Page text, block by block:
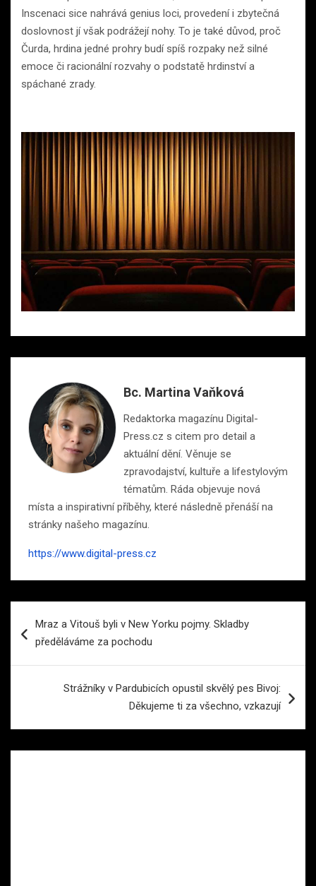
Inscenaci sice nahrává genius loci, provedení i zbytečná
doslovnost jí však podrážejí nohy. To je také důvod, proč
Čurda, hrdina jedné prohry budí spíš rozpaky než silné
emoce či racionální rozvahy o podstatě hrdinství a
spáchané zrady.
Bc. Martina Vaňková
Redaktorka magazínu Digital-
Press.cz s citem pro detail a
aktuální dění. Věnuje se
zpravodajství, kultuře a lifestylovým
tématům. Ráda objevuje nová
místa a inspirativní příběhy, které následně přenáší na
stránky našeho magazínu.
https://www.digital-press.cz
proMraz a Vitouš byli v New Yorku pojmy. Skladby
předěláváme za pochodu
Strážníky v Pardubicích opustil skvělý pes Bivoj:
Děkujeme ti za všechno, vzkazují